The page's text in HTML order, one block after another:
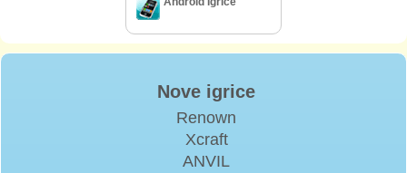
Nove igrice
Renown
Xcraft
ANVIL